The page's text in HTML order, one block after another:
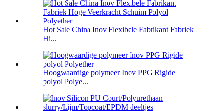
Hot Sale China Inov Flexibele Fabrikant Fabriek
Hi...
Hoogwaardige polymeer Inov PPG Rigide
polyol Polye...